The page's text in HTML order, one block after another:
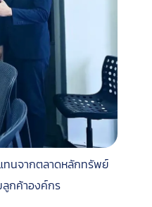
ทนจากตลาดหลักทรัพย์
ลูกค้าองค์กร